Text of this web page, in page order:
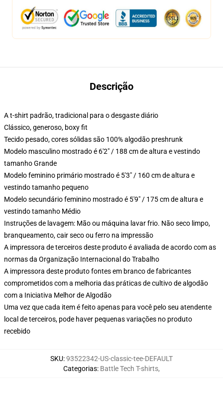
Descrição
A t-shirt padrão, tradicional para o desgaste diário
Clássico, generoso, boxy fit
Tecido pesado, cores sólidas são 100% algodão preshrunk
Modelo masculino mostrado é 6'2" / 188 cm de altura e vestindo
tamanho Grande
Modelo feminino primário mostrado é 5'3" / 160 cm de altura e
vestindo tamanho pequeno
Modelo secundário feminino mostrado é 5'9" / 175 cm de altura e
vestindo tamanho Médio
Instruções de lavagem: Mão ou máquina lavar frio. Não seco limpo,
branqueamento, cair seco ou ferro na impressão
A impressora de terceiros deste produto é avaliada de acordo com as
normas da Organização Internacional do Trabalho
A impressora deste produto fontes em branco de fabricantes
comprometidos com a melhoria das práticas de cultivo de algodão
com a Iniciativa Melhor de Algodão
Uma vez que cada item é feito apenas para você pelo seu atendente
local de terceiros, pode haver pequenas variações no produto
recebido
SKU:93522342-US-classic-tee-DEFAULT
Categorias: Battle Tech T-shirts,